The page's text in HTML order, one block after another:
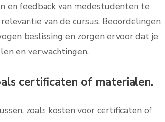
en feedback van medestudenten te
van de cursus. Beoordelingen
beslissing en zorgen ervoor dat je
en verwachtingen.
certificaten of materialen.
zoals kosten voor certificaten of